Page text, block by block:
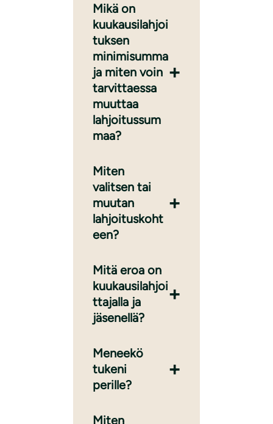
Mikä on
kuukausilahjoi
tuksen
minimisumma
ja miten voin
tarvittaessa
muuttaa
lahjoitussum
maa?
Miten
valitsen tai
muutan
lahjoituskoht
een?
Mitä eroa on
kuukausilahjoi
ttajalla ja
jäsenellä?
Meneekö
tukeni
perille?
Miten